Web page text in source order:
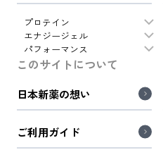
プロテイン
エナジージェル
パフォーマンス
このサイトについて
日本新薬の想い
ご利用ガイド